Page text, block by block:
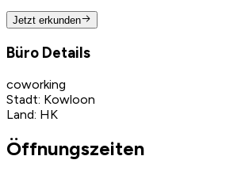
Jetzt erkunden
Büro Details
coworking
Stadt: Kowloon
Land: HK
Öffnungszeiten